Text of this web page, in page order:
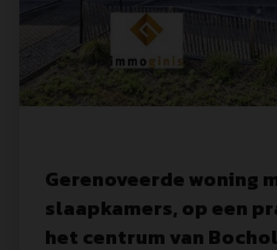
Gerenoveerde woning
slaapkamers, op een
het centrum van